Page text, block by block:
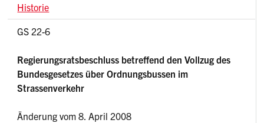
Historie
GS 22-6
Regierungsratsbeschluss betreffend den Vollzug des
Bundesgesetzes über Ordnungsbussen im
Strassenverkehr
Änderung vom 8. April 2008